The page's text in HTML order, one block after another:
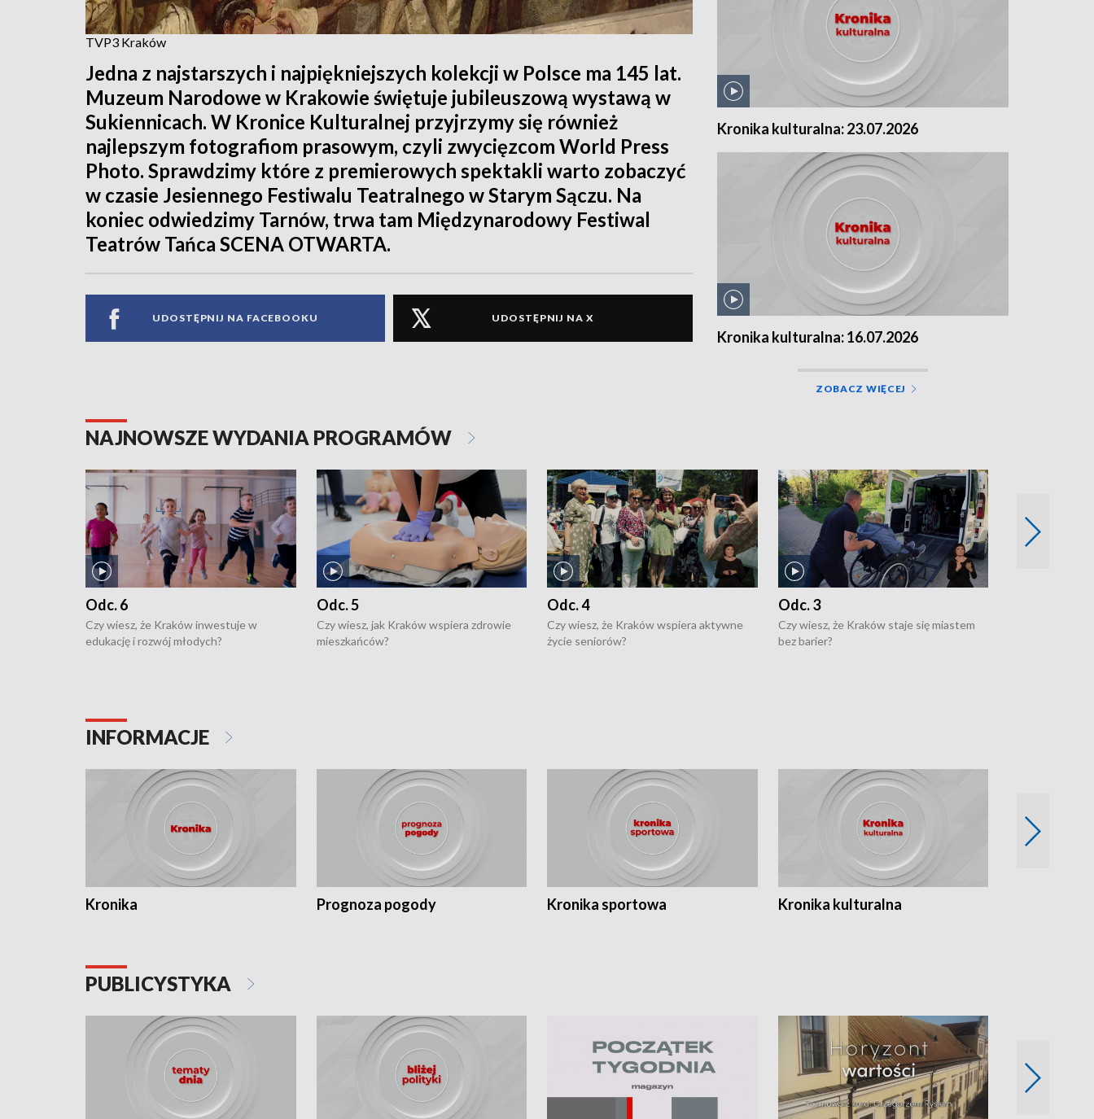
TVP3 Kraków
Jedna z najstarszych i najpiękniejszych kolekcji w Polsce ma 145 lat.
Muzeum Narodowe w Krakowie świętuje jubileuszową wystawą w
Sukiennicach. W Kronice Kulturalnej przyjrzymy się również
najlepszym fotografiom prasowym, czyli zwycięzcom World Press
Photo. Sprawdzimy które z premierowych spektakli warto zobaczyć
w czasie Jesiennego Festiwalu Teatralnego w Starym Sączu. Na
koniec odwiedzimy Tarnów, trwa tam Międzynarodowy Festiwal
Teatrów Tańca SCENA OTWARTA.
UDOSTĘPNIJ NA FACEBOOKU UDOSTĘPNIJ NA X
Kronika kulturalna: 23.07.2026
Kronika kulturalna: 16.07.2026
ZOBACZ WIĘCEJ
NAJNOWSZE WYDANIA PROGRAMÓW
Odc. 6
Czy wiesz, że Kraków inwestuje w
edukację i rozwój młodych?
Odc. 5
Czy wiesz, jak Kraków wspiera zdrowie
mieszkańców?
Odc. 4
Czy wiesz, że Kraków wspiera aktywne
życie seniorów?
Odc. 3
Czy wiesz, że Kraków staje się miastem
bez barier?
INFORMACJE
Kronika Prognoza pogody Kronika sportowa Kronika kulturalna
PUBLICYSTYKA